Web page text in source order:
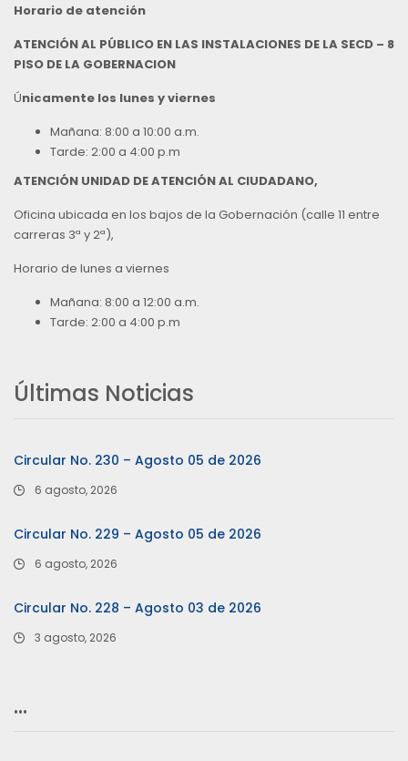
Horario de atención
ATENCIÓN AL PÚBLICO EN LAS INSTALACIONES DE LA SECD – 8
PISO DE LA GOBERNACION
Únicamente los lunes y viernes
Mañana: 8:00 a 10:00 a.m.
Tarde: 2:00 a 4:00 p.m
ATENCIÓN UNIDAD DE ATENCIÓN AL CIUDADANO,
Oficina ubicada en los bajos de la Gobernación (calle 11 entre
carreras 3ª y 2ª),
Horario de lunes a viernes
Mañana: 8:00 a 12:00 a.m.
Tarde: 2:00 a 4:00 p.m
Últimas Noticias
Circular No. 230 – Agosto 05 de 2026
6 agosto, 2026
Circular No. 229 – Agosto 05 de 2026
6 agosto, 2026
Circular No. 228 – Agosto 03 de 2026
3 agosto, 2026
…